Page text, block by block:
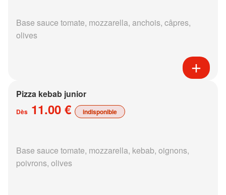
Base sauce tomate, mozzarella, anchois, câpres,
olives
Pizza kebab junior
Dès 11.00 € indisponible
Base sauce tomate, mozzarella, kebab, oignons,
poivrons, olives